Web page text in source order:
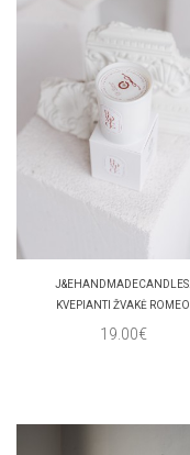
J&EHANDMADECANDLES.
KVEPIANTI ŽVAKĖ ROMEO
19.00€